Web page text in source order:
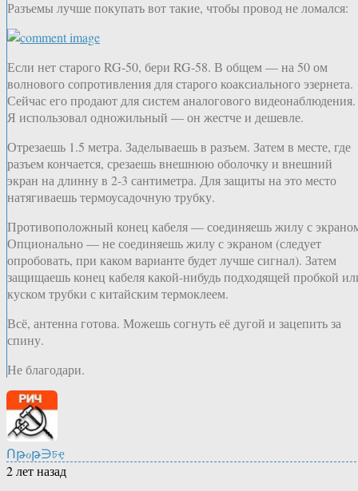
Разъемы лучше покупать вот такие, чтобы провод не ломался:
Если нет старого RG-50, бери RG-58. В общем — на 50 ом
волнового сопротивления для старого коаксиального эзернета.
Сейчас его продают для систем аналогового видеонаблюдения.
Я использовал одножильный — он жестче и дешевле.
Отрезаешь 1.5 метра. Заделываешь в разъем. Затем в месте, где
разъем кончается, срезаешь внешнюю оболочку и внешний
экран на длинну в 2-3 сантиметра. Для защиты на это место
натягиваешь термоусадочную трубку.
Противоположный конец кабеля — соединяешь жилу с
Опционально — не соединяешь жилу с экраном (следует
опробовать, при каком варианте будет лучше сигнал). Затем
защищаешь конец кабеля какой-нибудь подходящей пробкой
куском трубки с китайским термоклеем.
Всё, антенна готова. Можешь согнуть её дугой и зацепить за
спину.
Не благодари.
Ոթℴթ∋চҿ
2 лет назад